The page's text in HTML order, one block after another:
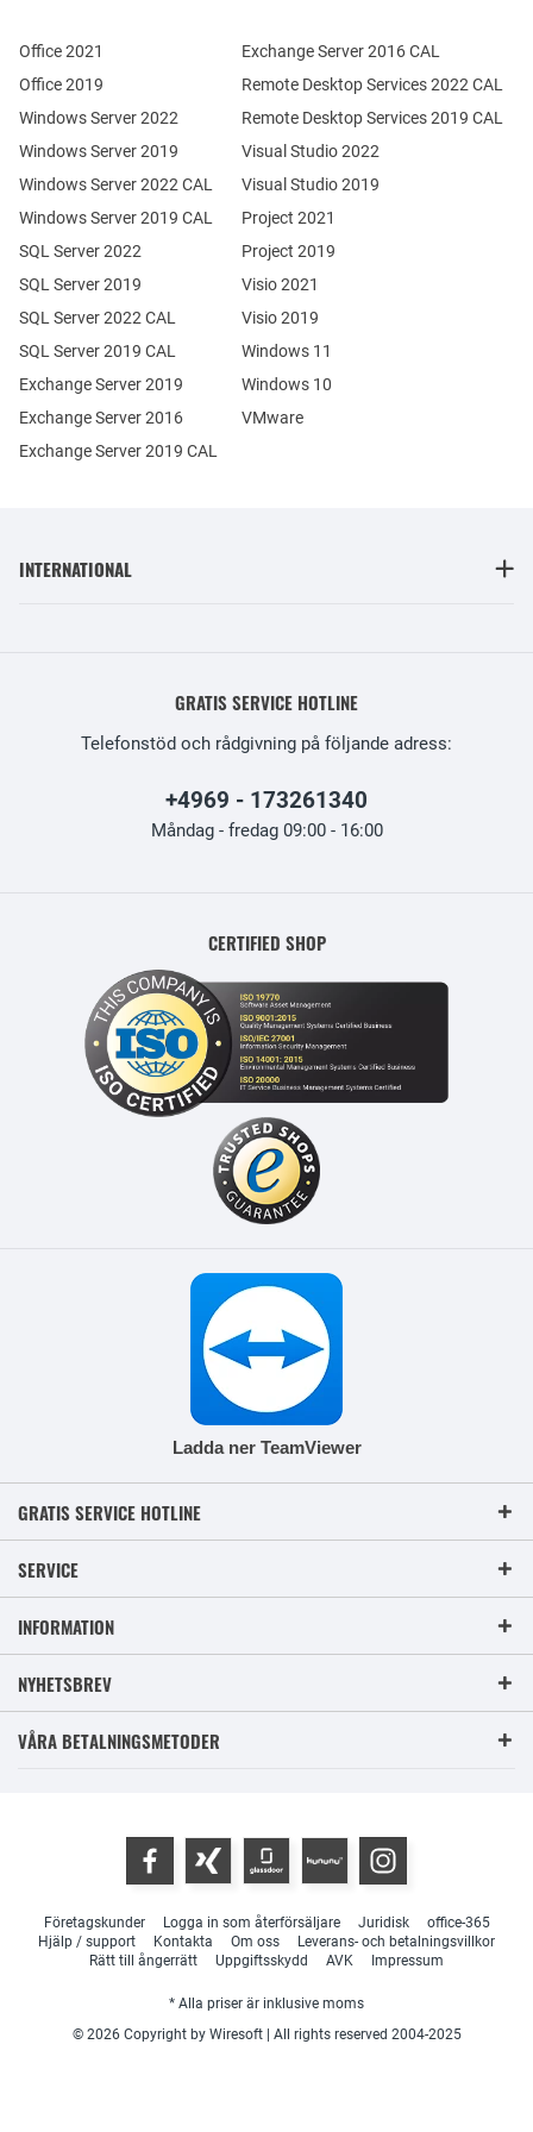
Office 2021
Office 2019
Windows Server 2022
Windows Server 2019
Exchange Server 2019
Exchange Server 2016
SQL Server 2022
SQL Server 2019
Windows Server 2022 CAL
Windows Server 2019 CAL
SQL Server 2022 CAL
SQL Server 2019 CAL
Remote Desktop Services 2022 CAL
Remote Desktop Services 2019 CAL
Exchange Server 2019 CAL
Exchange Server 2016 CAL
Visual Studio 2022
Visual Studio 2019
Project 2021
Project 2019
Visio 2021
Visio 2019
Windows 11
Windows 10
VMware
INTERNATIONAL
GRATIS SERVICE HOTLINE
Telefonstöd och rådgivning på följande adress:
+4969 - 173261340
Måndag - fredag 09:00 - 16:00
CERTIFIED SHOP
Ladda ner TeamViewer
GRATIS SERVICE HOTLINE
SERVICE
INFORMATION
NYHETSBREV
VÅRA BETALNINGSMETODER
Företagskunder Logga in som återförsäljare Juridisk
office-365
Hjälp / support
Kontakta Om oss
Leverans- och betalningsvillkor
Rätt till ångerrätt
Uppgiftsskydd AVK Impressum
* Alla priser är inklusive moms
© 2026 Copyright by Wiresoft | All rights reserved 2004-2025